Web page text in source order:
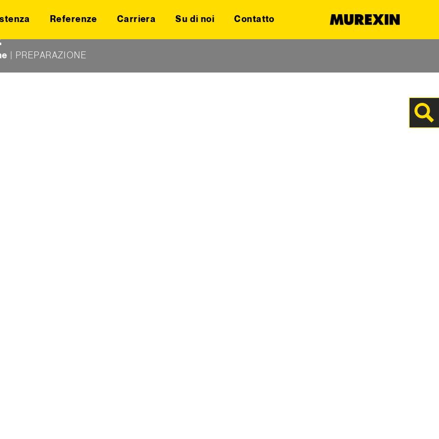
Referenze Carriera Su di noi Contatto
PREPARAZIONE